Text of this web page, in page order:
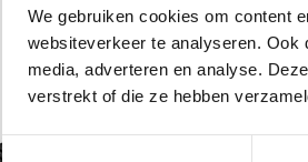
We gebruiken cookies om content
websiteverkeer te analyseren.
media, adverteren en analyse.
verstrekt of die ze hebben
Toestemmingsselectie